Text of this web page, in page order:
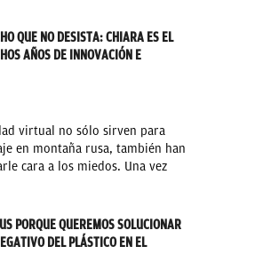
QUE NO DESISTA: CHIARA ES EL
AÑOS DE INNOVACIÓN E
virtual no sólo sirven para
en montaña rusa, también han
cara a los miedos. Una vez
PORQUE QUEREMOS SOLUCIONAR
DEL PLÁSTICO EN EL